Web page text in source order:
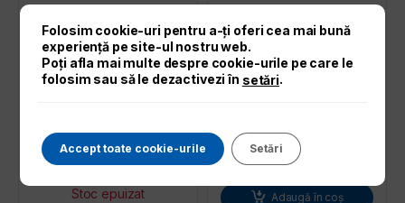
269,00lei 272,00lei
Adaugă în coș
Folosim cookie-uri pentru a-ți oferi cea mai bună
experiență pe site-ul nostru web.
Poți afla mai multe despre cookie-urile pe care le
folosim sau să le dezactivezi în setări.
Accept toate cookie-urile Setări